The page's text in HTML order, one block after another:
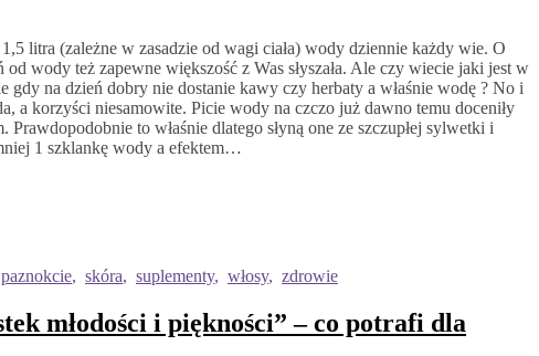
litra (zależne w zasadzie od wagi ciała) wody dziennie każdy wie. O
wody też zapewne większość z Was słyszała. Ale czy wiecie jaki jest w
gdy na dzień dobry nie dostanie kawy czy herbaty a właśnie wodę ? No i
a korzyści niesamowite. Picie wody na czczo już dawno temu doceniły
Prawdopodobnie to właśnie dlatego słyną one ze szczupłej sylwetki i
1 szklankę wody a efektem…
paznokcie, skóra, suplementy, włosy, zdrowie
młodości i piękności” – co potrafi dla